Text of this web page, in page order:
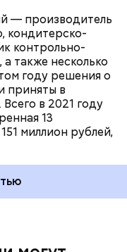
— производитель
кондитерско-
контрольно-
также несколько
году решения о
приняты в
в 2021 году
13
миллион рублей,
станет
труда на
процентов.
труда.